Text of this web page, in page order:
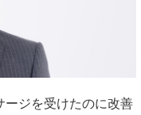
ージを受けたのに改善